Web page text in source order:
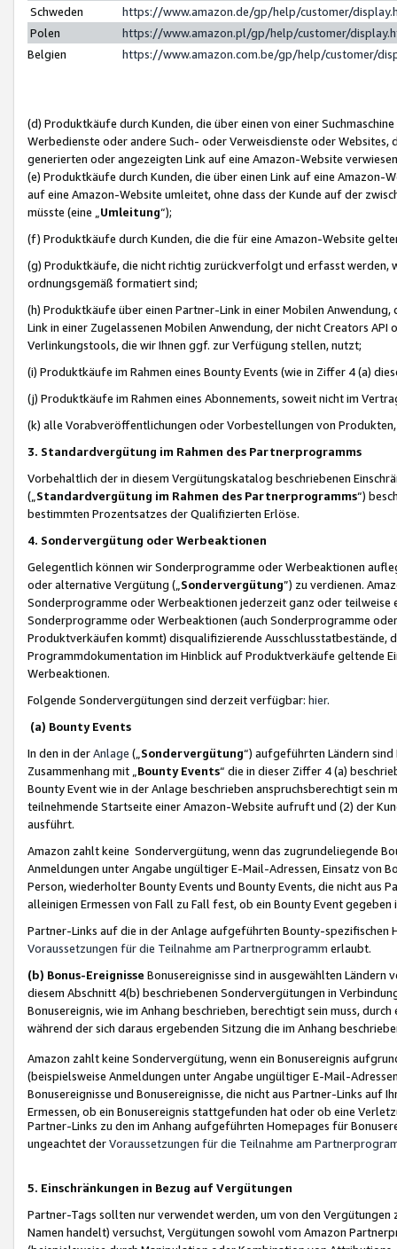
Schweden
https://www.amazon.de/gp/help/customer/
Polen
https://www.amazon.pl/gp/help/customer/
Belgien
https://www.amazon.com.be/gp/help/customer/
(d) Produktkäufe durch Kunden, die über einen von einer
Werbedienste oder andere Such- oder Verweisdienste oder Websites,
generierten oder angezeigten Link auf eine Amazon-Website
(e) Produktkäufe durch Kunden, die über einen Link auf eine
auf eine Amazon-Website umleitet, ohne dass der Kunde auf der
müsste (eine „ Umleitung“);
(f) Produktkäufe durch Kunden, die die für eine Amazon-Website
(g) Produktkäufe, die nicht richtig zurückverfolgt und erfasst werden,
ordnungsgemäß formatiert sind;
(h) Produktkäufe über einen Partner-Link in einer Mobilen
Link in einer Zugelassenen Mobilen Anwendung, der nicht Creators
Verlinkungstools, die wir Ihnen ggf. zur Verfügung stellen, nutzt;
(i) Produktkäufe im Rahmen eines Bounty Events (wie in Ziffer 4 (a)
(j) Produktkäufe im Rahmen eines Abonnements, soweit nicht im
(k) alle Vorabveröffentlichungen oder Vorbestellungen von
3. Standardvergütung im Rahmen des Partnerprogramms
Vorbehaltlich der in diesem Vergütungskatalog beschriebenen
(„ Standardvergütung im Rahmen des Partnerprogramms“)
bestimmten Prozentsatzes der Qualifizierten Erlöse.
4. Sondervergütung oder Werbeaktionen
Gelegentlich können wir Sonderprogramme oder Werbeaktionen
oder alternative Vergütung („ Sondervergütung”) zu verdienen.
Sonderprogramme oder Werbeaktionen jederzeit ganz oder
Sonderprogramme oder Werbeaktionen (auch Sonderprogramme
Produktverkäufen kommt) disqualifizierende Ausschlusstatbestände,
Programmdokumentation im Hinblick auf Produktverkäufe geltende
Werbeaktionen.
Folgende Sondervergütungen sind derzeit verfügbar: hier.
(a) Bounty Events
In den in derAnlage („ Sondervergütung“) aufgeführten Ländern
Zusammenhang mit „ Bounty Events“ die in dieser Ziffer 4 (a)
Bounty Event wie in der Anlage beschrieben anspruchsberechtigt sein
teilnehmende Startseite einer Amazon-Website aufruft und (2) der
ausführt.
Amazon zahlt keine Sondervergütung, wenn das zugrundeliegende
Anmeldungen unter Angabe ungültiger E-Mail-Adressen, Einsatz von
Person, wiederholter Bounty Events und Bounty Events, die nicht
alleinigen Ermessen von Fall zu Fall fest, ob ein Bounty Event
Partner-Links auf die in der Anlage aufgeführten Bounty-spezifischen
Voraussetzungen für die Teilnahme am Partnerprogramm erlaubt.
(b) Bonus-Ereignisse Bonusereignisse sind in ausgewählten Ländern
diesem Abschnitt 4(b) beschriebenen Sondervergütungen in
Bonusereignis, wie im Anhang beschrieben, berechtigt sein muss,
während der sich daraus ergebenden Sitzung die im Anhang
Amazon zahlt keine Sondervergütung, wenn ein Bonusereignis
(beispielsweise Anmeldungen unter Angabe ungültiger E-Mail-
Bonusereignisse und Bonusereignisse, die nicht aus Partner-Links auf
Ermessen, ob ein Bonusereignis stattgefunden hat oder ob eine
Partner-Links zu den im Anhang aufgeführten Homepages für
ungeachtet derVoraussetzungen für die Teilnahme am
5. Einschränkungen in Bezug auf Vergütungen
Partner-Tags sollten nur verwendet werden, um von den
Namen handelt) versuchst, Vergütungen sowohl vom Amazon